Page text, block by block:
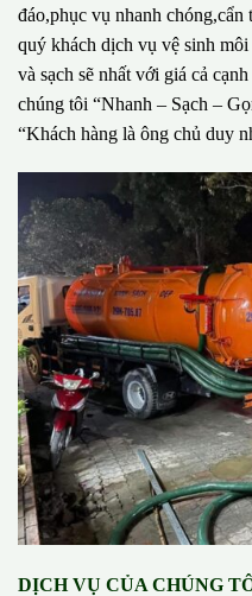
đáo,phục vụ nhanh
quý khách dịch vụ vệ sinh
và sạch sẽ nhất với giá cả
chúng tôi “Nhanh – Sạch –
“Khách hàng là ông chủ duy
DỊCH VỤ CỦA CHÚNG